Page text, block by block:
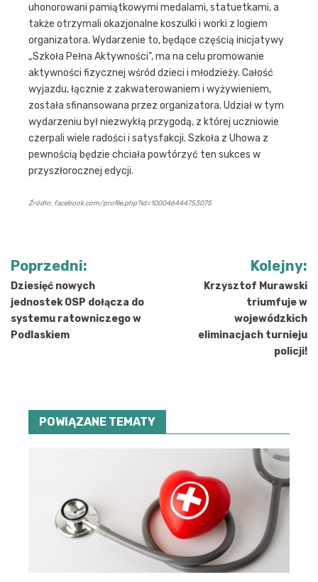
uhonorowani pamiątkowymi medalami, statuetkami, a
także otrzymali okazjonalne koszulki i worki z logiem
organizatora. Wydarzenie to, będące częścią inicjatywy
„Szkoła Pełna Aktywności”, ma na celu promowanie
aktywności fizycznej wśród dzieci i młodzieży. Całość
wyjazdu, łącznie z zakwaterowaniem i wyżywieniem,
została sfinansowana przez organizatora. Udział w tym
wydarzeniu był niezwykłą przygodą, z której uczniowie
czerpali wiele radości i satysfakcji. Szkoła z Uhowa z
pewnością będzie chciała powtórzyć ten sukces w
przyszłorocznej edycji.
Źródło: facebook.com/profile.php?id=100046444753075
Nawigacja
wpisu
Poprzedni:
Dziesięć nowych
jednostek OSP dołącza do
systemu ratowniczego w
Podlaskiem
Kolejny:
Krzysztof Murawski
triumfuje w
wojewódzkich
eliminacjach turnieju
policji!
POWIĄZANE TEMATY